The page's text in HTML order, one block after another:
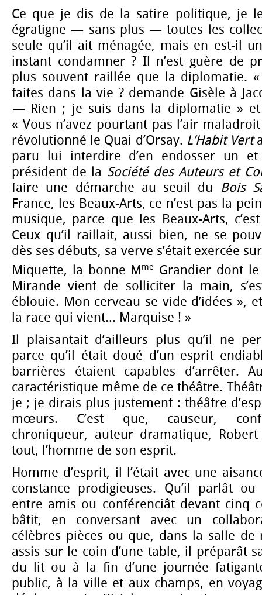
Ce que je dis de la satire politique, je
égratigne — sans plus — toutes les
seule qu’il ait ménagée, mais en est-il
instant condamner ? Il n’est guère de
plus souvent raillée que la diplomatie. «
faites dans la vie ? demande Gisèle à
— Rien ; je suis dans la diplomatie » et
« Vous n’avez pourtant pas l’air
révolutionné le Quai d’Orsay. L’Habit Vert
paru lui interdire d’en endosser un
président de la Société des Auteurs et
faire une démarche au seuil du Bois
France, les Beaux-Arts, ce n’est pas la
musique, parce que les Beaux-Arts,
Ceux qu’il raillait, aussi bien, ne se
dès ses débuts, sa verve s’était exercée
Miquette, la bonne Mme
Grandier dont
Mirande vient de solliciter la main,
éblouie. Mon cerveau se vide d’idées »,
la race qui vient... Marquise ! »
Il plaisantait d’ailleurs plus qu’il ne
parce qu’il était doué d’un esprit
barrières étaient capables d’arrêter.
caractéristique même de ce théâtre.
je ; je dirais plus justement : théâtre
mœurs. C’est que, causeur,
chroniqueur, auteur dramatique,
tout, l’homme de son esprit.
Homme d’esprit, il l’était avec une
constance prodigieuses. Qu’il parlât
entre amis ou conférenciât devant cinq
bâtit, en conversant avec un
célèbres pièces ou que, dans la salle
assis sur le coin d’une table, il préparât
du lit ou à la fin d’une journée
public, à la ville et aux champs, en